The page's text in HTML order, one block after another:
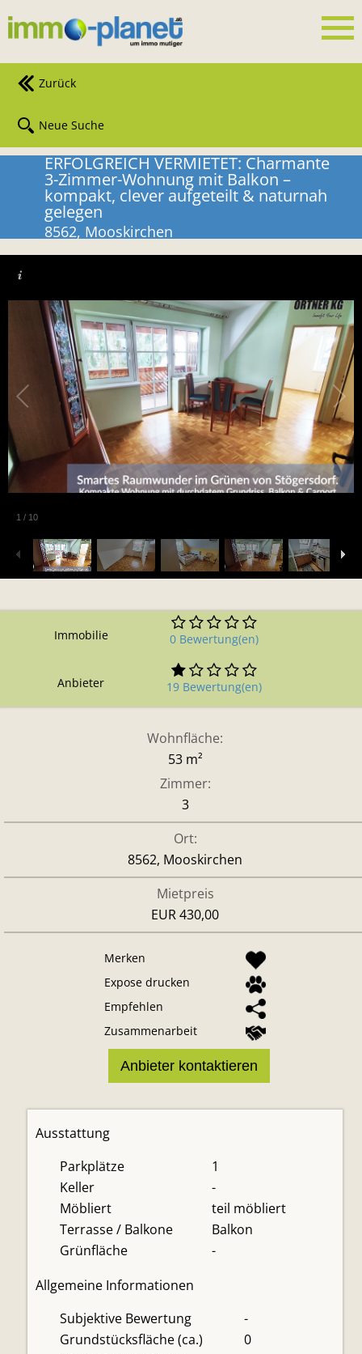
Zurück
Neue Suche
ERFOLGREICH VERMIETET: Charmante
3-Zimmer-Wohnung mit Balkon –
kompakt, clever aufgeteilt & naturnah
gelegen
8562, Mooskirchen
1 / 10
Immobilie 0 Bewertung(en)
Anbieter 19 Bewertung(en)
Wohnfläche:
53 m²
Zimmer:
3
Ort:
8562, Mooskirchen
Mietpreis
EUR 430,00
Merken
Expose drucken
Empfehlen
Zusammenarbeit
Anbieter kontaktieren
Ausstattung
Parkplätze
1
Keller
-
Möbliert
teil möbliert
Terrasse / Balkone
Balkon
Grünfläche
-
Allgemeine Informationen
Subjektive Bewertung
-
Grundstücksfläche (ca.)
0